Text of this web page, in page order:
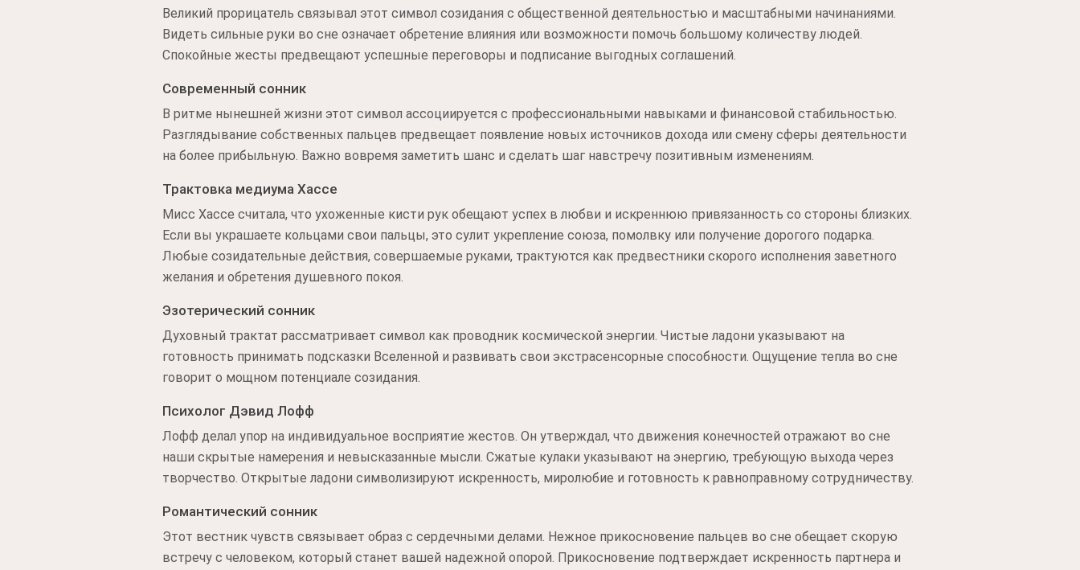
Великий прорицатель связывал этот символ созидания с общественной деятельностью и масштабными начинаниями.
Видеть сильные руки во сне означает обретение влияния или возможности помочь большому количеству людей.
Спокойные жесты предвещают успешные переговоры и подписание выгодных соглашений.
Современный сонник
В ритме нынешней жизни этот символ ассоциируется с профессиональными навыками и финансовой стабильностью.
Разглядывание собственных пальцев предвещает появление новых источников дохода или смену сферы деятельности
на более прибыльную. Важно вовремя заметить шанс и сделать шаг навстречу позитивным изменениям.
Трактовка медиума Хассе
Мисс Хассе считала, что ухоженные кисти рук обещают успех в любви и искреннюю привязанность со стороны близких.
Если вы украшаете кольцами свои пальцы, это сулит укрепление союза, помолвку или получение дорогого подарка.
Любые созидательные действия, совершаемые руками, трактуются как предвестники скорого исполнения заветного
желания и обретения душевного покоя.
Эзотерический сонник
Духовный трактат рассматривает символ как проводник космической энергии. Чистые ладони указывают на
готовность принимать подсказки Вселенной и развивать свои экстрасенсорные способности. Ощущение тепла во сне
говорит о мощном потенциале созидания.
Психолог Дэвид Лофф
Лофф делал упор на индивидуальное восприятие жестов. Он утверждал, что движения конечностей отражают во сне
наши скрытые намерения и невысказанные мысли. Сжатые кулаки указывают на энергию, требующую выхода через
творчество. Открытые ладони символизируют искренность, миролюбие и готовность к равноправному сотрудничеству.
Романтический сонник
Этот вестник чувств связывает образ с сердечными делами. Нежное прикосновение пальцев во сне обещает скорую
встречу с человеком, который станет вашей надежной опорой. Прикосновение подтверждает искренность партнера и